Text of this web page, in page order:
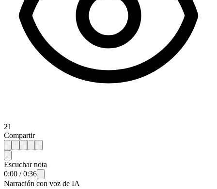
21
Compartir
Escuchar nota
0:00 /0:36
Narración con voz de IA